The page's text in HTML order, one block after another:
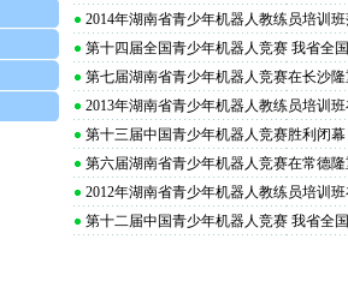
2014年湖南省青少年机器人教练员培训
第十四届全国青少年机器人竞赛 我省全
第七届湖南省青少年机器人竞赛在长沙
2013年湖南省青少年机器人教练员培训
第十三届中国青少年机器人竞赛胜利闭
第六届湖南省青少年机器人竞赛在常德
2012年湖南省青少年机器人教练员培训
第十二届中国青少年机器人竞赛 我省全